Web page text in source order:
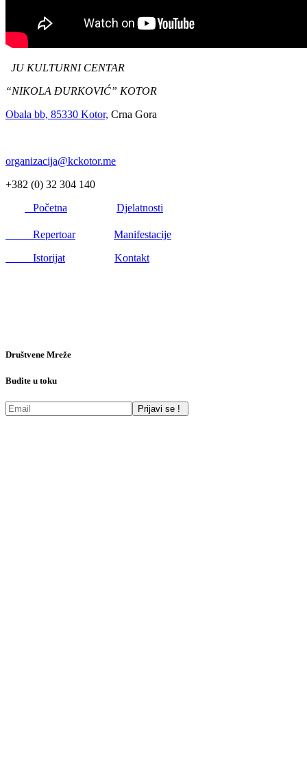
JU KULTURNI CENTAR
“NIKOLA ĐURKOVIĆ” KOTOR
Obala bb, 85330 Kotor, Crna Gora
organizacija@kckotor.me
+382 (0) 32 304 140
Početna
Djelatnosti
Repertoar
Manifestacije
Istorijat
Kontakt
Društvene Mreže
Budite u toku